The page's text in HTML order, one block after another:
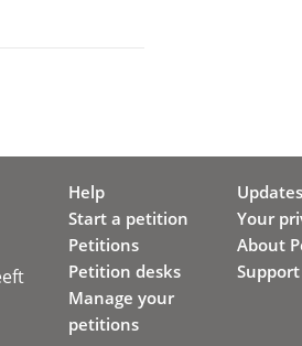
Help
Start a petition
Petitions
Petition desks
Manage your
petitions
Updates
Your
About